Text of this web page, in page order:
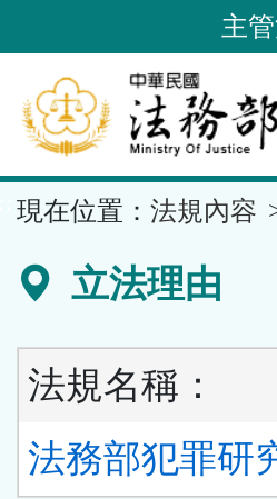
到
要
內
容
區
主
現在位置： 法規內容
立法理由
法規名稱：
法務部犯罪研